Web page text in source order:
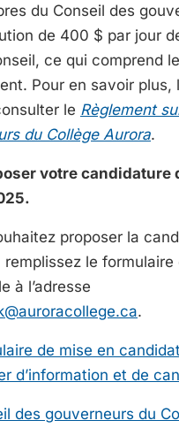
du Conseil des
de 400 $ par jour
ce qui comprend
Pour en savoir plus,
le Règlement
du Collège Aurora.
votre candidature
proposer la
remplissez le
à l’adresse
.
de mise en
d’information et de
des gouverneurs du